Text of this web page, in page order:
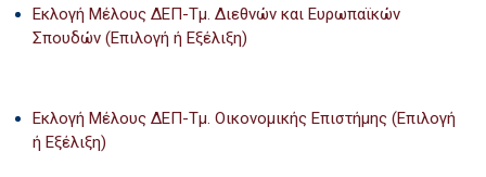
Εκλογή Μέλους ΔΕΠ-Τμ. Διεθνών και Ευρωπαϊκών
Σπουδών (Επιλογή ή Εξέλιξη)
Εκλογή Μέλους ΔΕΠ-Τμ. Οικονομικής Επιστήμης (Επιλογή
ή Εξέλιξη)